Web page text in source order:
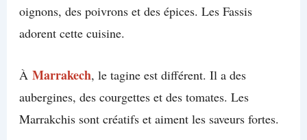
oignons, des poivrons et des épices. Les Fassis
adorent cette cuisine.
À Marrakech, le tagine est différent. Il a des
aubergines, des courgettes et des tomates. Les
Marrakchis sont créatifs et aiment les saveurs fortes.